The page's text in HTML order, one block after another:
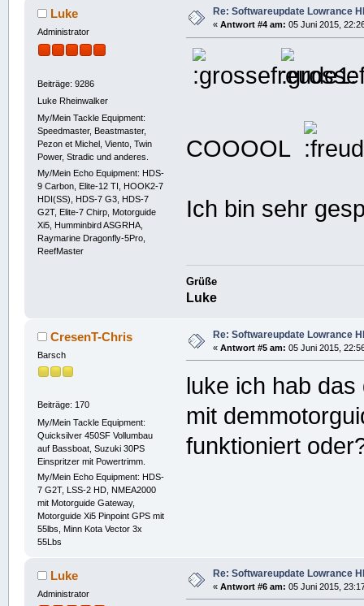
Luke
Administrator
Beiträge: 9286
Luke Rheinwalker
My/Mein Tackle Equipment:
Speedmaster, Beastmaster,
Pezon et Michel, Viento, Twin
Power, Stradic und anderes.
My/Mein Echo Equipment: HDS-
9 Carbon, Elite-12 TI, HOOK2-7
HDI(SS), HDS-7 G3, HDS-7
G2T, Elite-7 Chirp, Motorguide
Xi5, Humminbird ASGRHA,
Raymarine Dragonfly-5Pro,
ReefMaster
Re: Softwareupdate Lowrance
« Antwort #4 am: 05 Juni 2015,
COOOOL
Ich bin sehr
Grüße
Luke
CresenT-Chris
Barsch
Beiträge: 170
My/Mein Tackle Equipment:
Quicksilver 450SF Vollumbau
auf Bassboat, Suzuki 30PS
Einspritzer mit Powertrimm.
My/Mein Echo Equipment: HDS-
7 G2T, LSS-2 HD, NMEA2000
mit Motorguide Gateway,
Motorguide Xi5 Pinpoint GPS mit
55lbs, Minn Kota Vector 3x
55Lbs
Re: Softwareupdate Lowrance
« Antwort #5 am: 05 Juni 2015,
luke ich hab
mit
funktioniert
Luke
Administrator
Re: Softwareupdate Lowrance
« Antwort #6 am: 05 Juni 2015,